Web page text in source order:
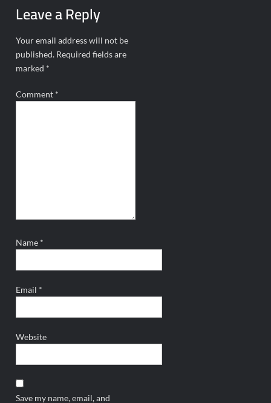
Leave a Reply
Your email address will not be
published. Required fields are
marked *
Comment *
Name *
Email *
Website
Save my name, email, and